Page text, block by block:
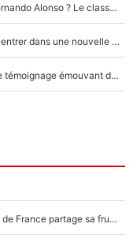
Max Verstappen, Lewis Hamilton… et bientôt Fernando Alonso ? Le classement des pilotes les mieux payés en Formule 1 risque de changer !
F1 - Alpine signe un accord «impensable» et va entrer dans une nouvelle dimension : Grande nouvelle pour Pierre Gasly !
F1 : « Je lui ai fait un câlin, puis j’ai dû partir...», le témoignage émouvant de Max Verstappen sur sa fille
Mis de côté par Fabien Galthié, un joueur du XV de France partage sa frustration : «ils ne me l’ont pas dit tout de suite»